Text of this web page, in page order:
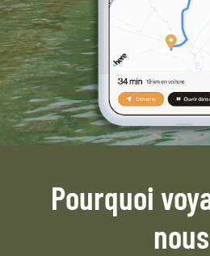
Pourquoi
nous